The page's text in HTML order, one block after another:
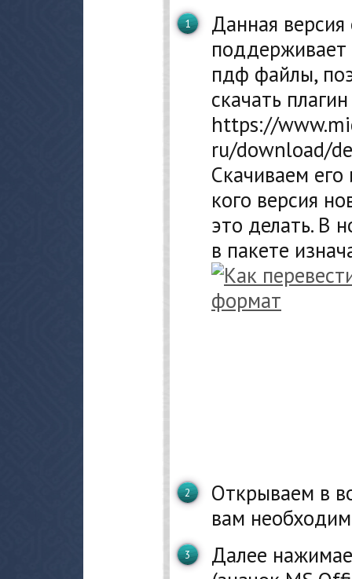
Данная
пдф файлы,
скачать
https://
ru/download/
Скачиваем его
кого версия
это делать. В
в пакете
Открываем в
вам
Далее